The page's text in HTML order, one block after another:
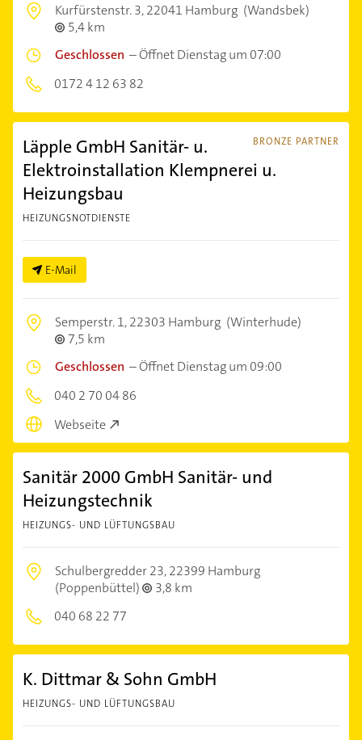
Kurfürstenstr. 3,22041 Hamburg (Wandsbek)
5,4 km
Geschlossen –Öffnet Dienstag um 07:00
0172 4 12 63 82
BRONZE PARTNER
Läpple GmbH Sanitär- u.
Elektroinstallation Klempnerei u.
Heizungsbau
HEIZUNGSNOTDIENSTE
E-Mail
Semperstr. 1,22303 Hamburg (Winterhude)
7,5 km
Geschlossen –Öffnet Dienstag um 09:00
040 2 70 04 86
Webseite
Sanitär 2000 GmbH Sanitär- und
Heizungstechnik
HEIZUNGS- UND LÜFTUNGSBAU
Schulbergredder 23,22399 Hamburg
(Poppenbüttel)
3,8 km
040 68 22 77
K. Dittmar & Sohn GmbH
HEIZUNGS- UND LÜFTUNGSBAU